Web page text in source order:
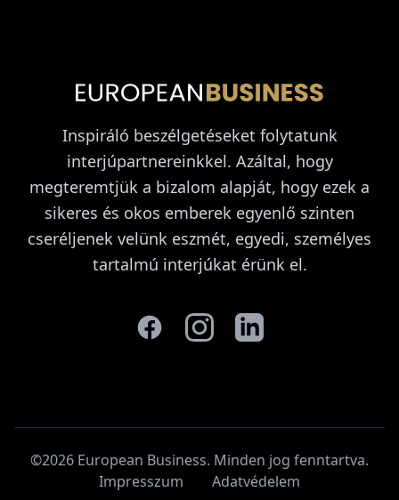
Inspiráló beszélgetéseket folytatunk
interjúpartnereinkkel. Azáltal, hogy
megteremtjük a bizalom alapját, hogy ezek a
sikeres és okos emberek egyenlő szinten
cseréljenek velünk eszmét, egyedi, személyes
tartalmú interjúkat érünk el.
©2026 European Business. Minden jog fenntartva.
Impresszum
Adatvédelem